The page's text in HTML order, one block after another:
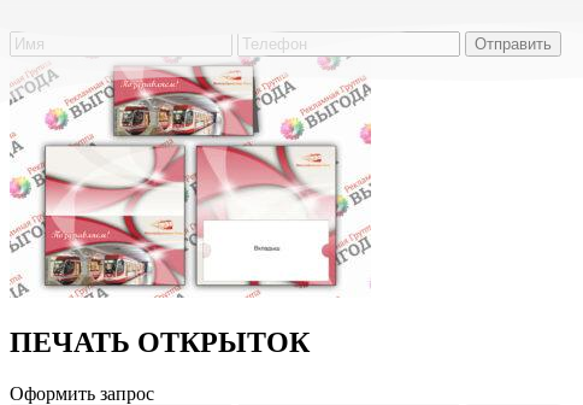
ПЕЧАТЬ ОТКРЫТОК
Оформить запрос